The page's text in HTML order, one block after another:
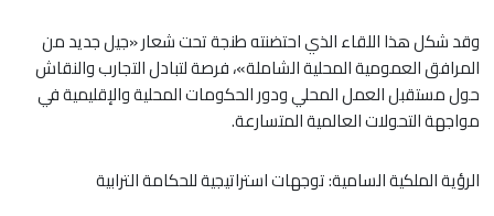
وقد شكل هذا اللقاء الذي احتضنته طنجة تحت شعار «جيل جديد من
المرافق العمومية المحلية الشاملة»، فرصة لتبادل التجارب والنقاش
حول مستقبل العمل المحلي ودور الحكومات المحلية والإقليمية في
مواجهة التحولات العالمية المتسارعة.
الرؤية الملكية السامية: توجهات استراتيجية للحكامة الترابية